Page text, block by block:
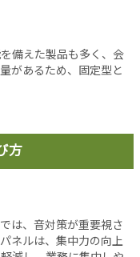
備えた製品も多く、会
があるため、固定型と
方
は、音対策が重要視さ
ネルは、集中力の向上